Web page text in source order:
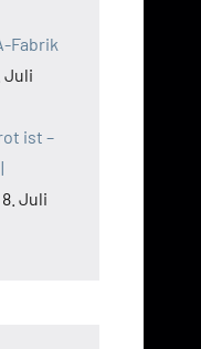
Fabrik
Juli
ist –
8. Juli